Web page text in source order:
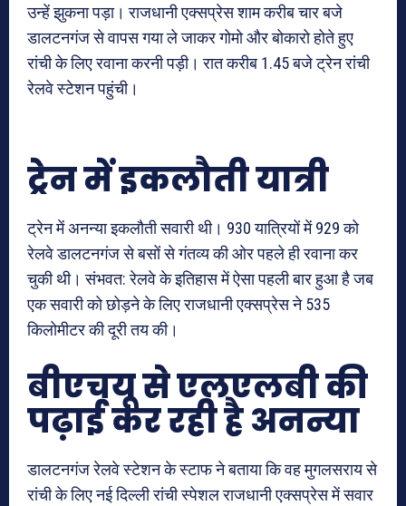
उन्हें झुकना पड़ा। राजधानी एक्सप्रेस शाम करीब चार बजे
डालटनगंज से वापस गया ले जाकर गोमो और बोकारो होते हुए
रांची के लिए रवाना करनी पड़ी। रात करीब 1.45 बजे ट्रेन रांची
रेलवे स्टेशन पहुंची।
ट्रेन में इकलौती यात्री
ट्रेन में अनन्या इकलौती सवारी थी। 930 यात्रियों में 929 को
रेलवे डालटनगंज से बसों से गंतव्य की ओर पहले ही रवाना कर
चुकी थी। संभवत: रेलवे के इतिहास में ऐसा पहली बार हुआ है जब
एक सवारी को छोड़ने के लिए राजधानी एक्सप्रेस ने 535
किलोमीटर की दूरी तय की।
बीएचयू से एलएलबी की
पढ़ाई कर रही है अनन्या
डालटनगंज रेलवे स्टेशन के स्टाफ ने बताया कि वह मुगलसराय से
रांची के लिए नई दिल्ली रांची स्पेशल राजधानी एक्सप्रेस में सवार